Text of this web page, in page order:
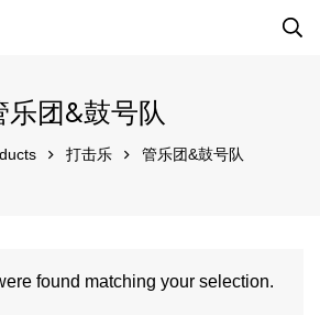
乐团&鼓号队
打击乐 管乐团&鼓号队
found matching your selection.